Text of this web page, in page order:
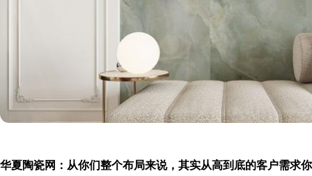
华夏陶瓷网：从你们整个布局来说，其实从高到底的客户需求